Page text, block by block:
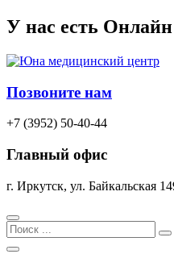
Перейти
к
содержимому
У нас есть Онлайн
Позвоните нам
+7 (3952) 50-40-44
Главный офис
г. Иркутск, ул. Байкальская
Search